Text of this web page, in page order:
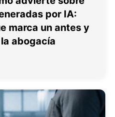
por IA:
marca un antes y
abogacía